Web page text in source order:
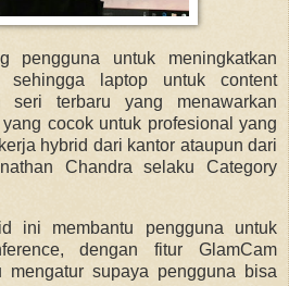
pengguna untuk meningkatkan
sehingga laptop untuk content
seri terbaru yang menawarkan
cocok untuk profesional yang
hybrid dari kantor ataupun dari
Chandra selaku Category
ini membantu pengguna untuk
dengan fitur GlamCam
supaya pengguna bisa